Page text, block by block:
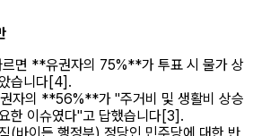
면 **유권자의 75%**가 투표 시 물가 상
습니다[4].
자의 **56%**가 "주거비 및 생활비 상승
한 이슈였다"고 답했습니다[3].